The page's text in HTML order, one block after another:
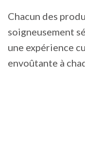
Chacun des
soigneusement
une expérience
envoûtante à